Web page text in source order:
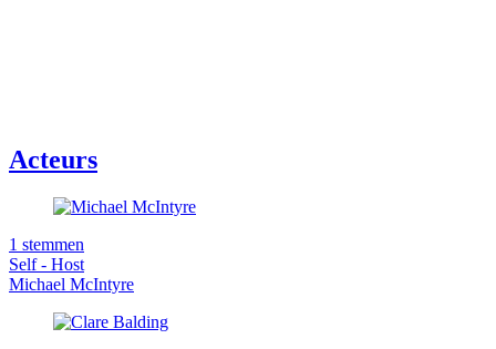
Acteurs
1 stemmen
Self - Host
Michael McIntyre